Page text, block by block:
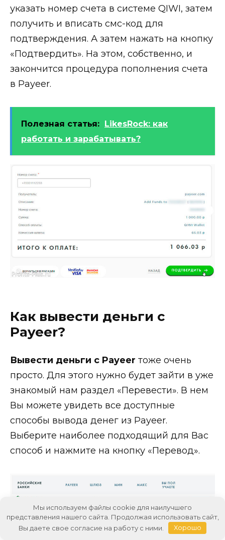
указать номер счета в системе QIWI, затем
получить и вписать смс-код для
подтверждения. А затем нажать на кнопку
«Подтвердить». На этом, собственно, и
закончится процедура пополнения счета
в Payeer.
Полезная статья: LikesRock: как
работать и зарабатывать?
Как вывести деньги с
Payeer?
Вывести деньги с Payeer тоже очень
просто. Для этого нужно будет зайти в уже
знакомый нам раздел «Перевести». В нем
Вы можете увидеть все доступные
способы вывода денег из Payeer.
Выберите наиболее подходящий для Вас
способ и нажмите на кнопку «Перевод».
Мы используем файлы cookie для наилучшего
представления нашего сайта. Продолжая использовать сайт,
Вы даете свое согласие на работу с ними.
Хорошо